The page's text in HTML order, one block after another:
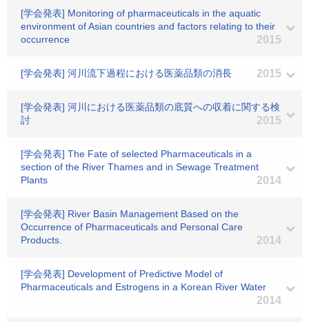
[学会発表] Monitoring of pharmaceuticals in the aquatic
environment of Asian countries and factors relating to their
occurrence
2015
[学会発表] 河川流下過程における医薬品類の消長 2015
[学会発表] 河川における医薬品類の底質への収着に関する検
討
2015
[学会発表] The Fate of selected Pharmaceuticals in a
section of the River Thames and in Sewage Treatment
Plants
2014
[学会発表] River Basin Management Based on the
Occurrence of Pharmaceuticals and Personal Care
Products.
2014
[学会発表] Development of Predictive Model of
Pharmaceuticals and Estrogens in a Korean River Water
2014